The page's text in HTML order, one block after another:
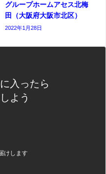
グループホームアセス北梅
田（大阪府大阪市北区）
2022年1月28日
入ったら
よう
けします